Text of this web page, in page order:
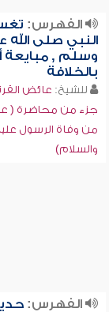
الفهرس:
النبي صلى الله
وسلم , مبايعة
بالخلافة
للشيخ: عائض
جزء من محاضرة (
من وفاة الرسول
والسلام)
الفهرس: